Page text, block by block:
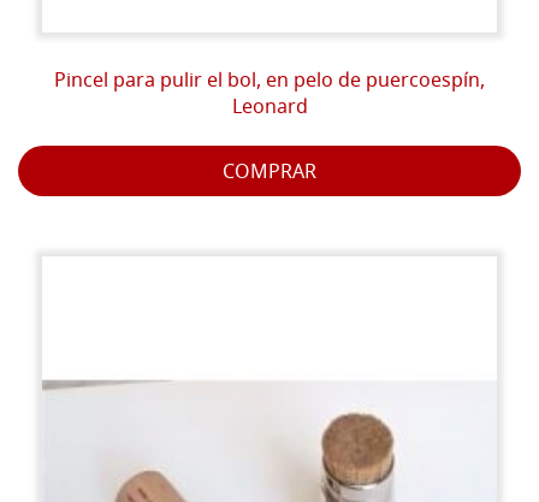
Pincel para pulir el bol, en pelo de puercoespín,
Leonard
COMPRAR